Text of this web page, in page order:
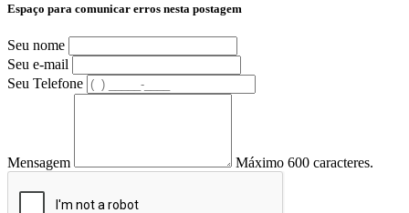
Espaço para comunicar erros nesta postagem
Seu nome
Seu e-mail
Seu Telefone
Mensagem Máximo 600 caracteres.